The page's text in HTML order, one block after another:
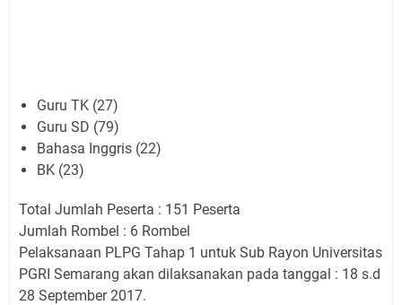
Guru TK (27)
Guru SD (79)
Bahasa Inggris (22)
BK (23)
Total Jumlah Peserta : 151 Peserta
Jumlah Rombel : 6 Rombel
Pelaksanaan PLPG Tahap 1 untuk Sub Rayon Universitas
PGRI Semarang akan dilaksanakan pada tanggal : 18 s.d
28 September 2017.